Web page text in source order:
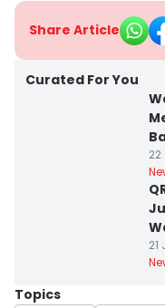
Share Article
Curated For You
22
21
Topics